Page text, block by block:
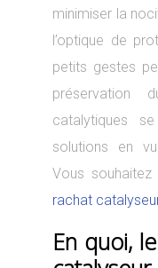
minimiser la
l’optique de
petits gestes
préservation
catalytiques
solutions en
Vous
rachat
En quoi,